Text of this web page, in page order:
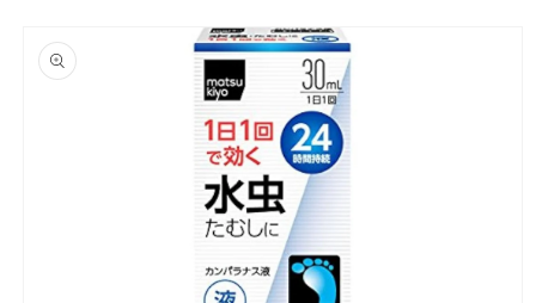
로 건너뛰
기